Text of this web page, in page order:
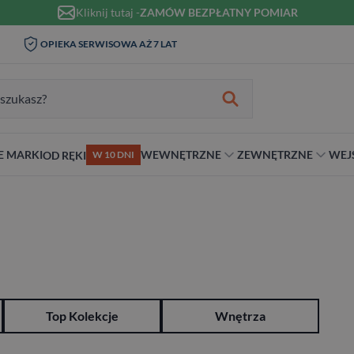
Kliknij tutaj -ZAMÓW BEZPŁATNY POMIAR
OPIEKA SERWISOWA AŻ 7 LAT
MARKIOD RĘKI W 10 DNI WEWNĘTRZNE ZEWNĘTRZNE
Top Kolekcje Wnętrza